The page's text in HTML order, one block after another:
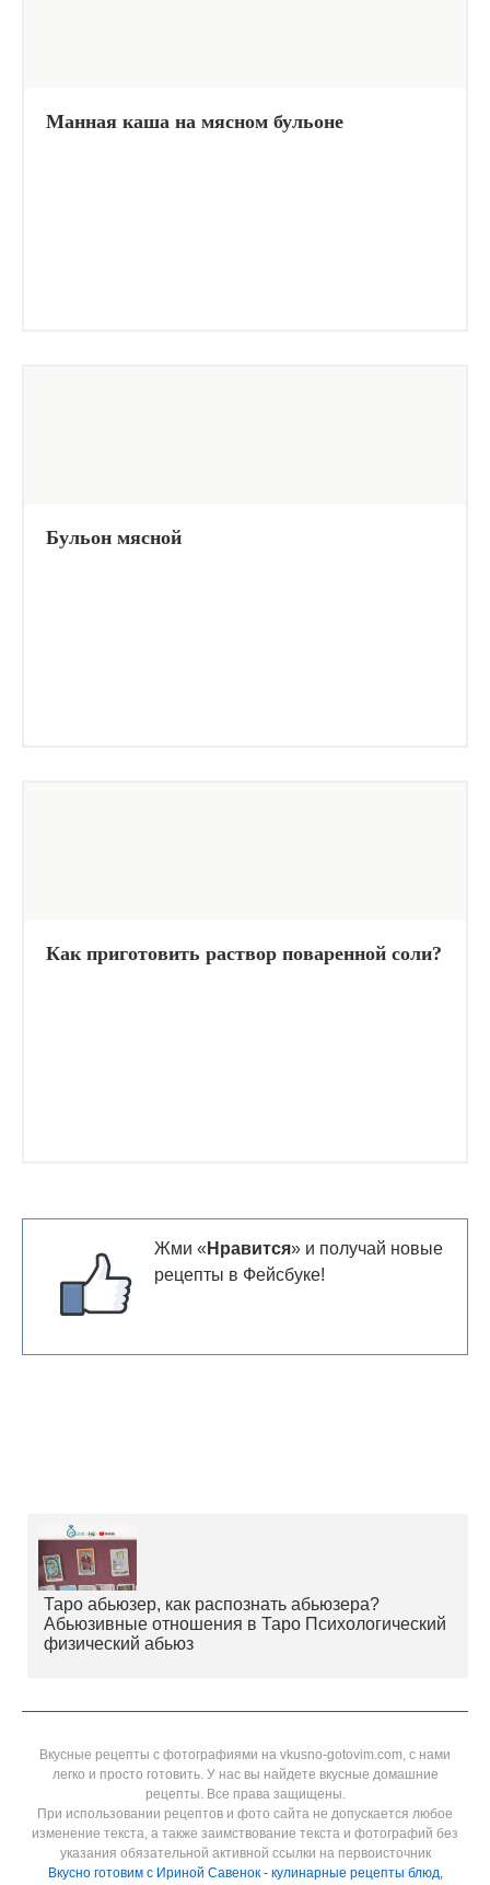
Манная каша на мясном бульоне
Бульон мясной
Как приготовить раствор поваренной соли?
Жми « Нравится» и получай новые
рецепты в Фейсбуке!
Таро абьюзер, как распознать абьюзера?
Абьюзивные отношения в Таро Психологический
физический абьюз
Вкусные рецепты с фотографиями на vkusno-gotovim.com, с нами
легко и просто готовить. У нас вы найдете вкусные домашние
рецепты. Все права защищены.
При использовании рецептов и фото сайта не допускается любое
изменение текста, а также заимствование текста и фотографий без
указания обязательной активной ссылки на первоисточник
Вкусно готовим с Ириной Савенок - кулинарные рецепты блюд,